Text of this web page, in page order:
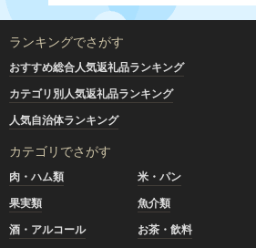
ランキングでさがす
おすすめ総合人気返礼品ランキング
カテゴリ別人気返礼品ランキング
人気自治体ランキング
カテゴリでさがす
肉・ハム類 米・パン
果実類
魚介類
酒・アルコール
お茶・飲料